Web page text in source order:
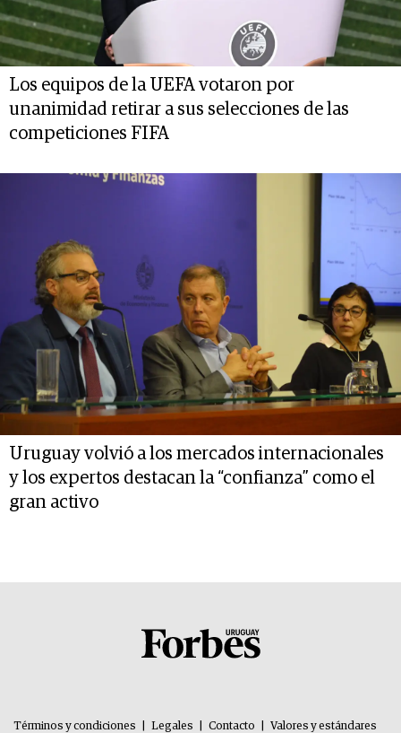
Los equipos de la UEFA votaron por
unanimidad retirar a sus selecciones de las
competiciones FIFA
Uruguay volvió a los mercados internacionales
y los expertos destacan la “confianza” como el
gran activo
Términos y condiciones Legales Contacto Valores y estándares